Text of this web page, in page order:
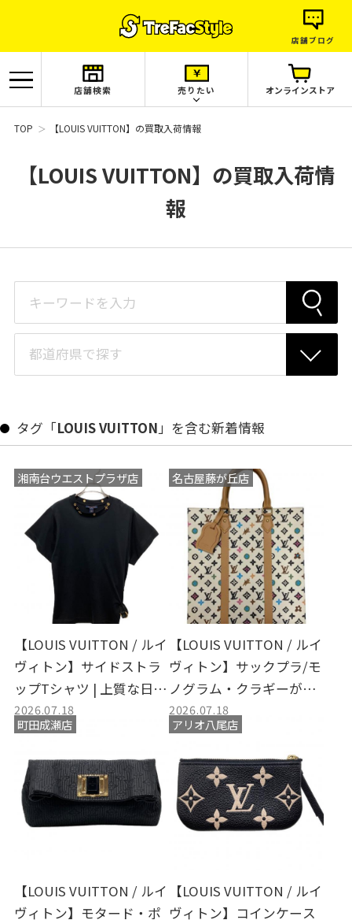
店舗ブログ
店舗検索 売りたい オンラインストア
TOP 【LOUIS VUITTON】の買取入荷情報
【LOUIS VUITTON】の買取入荷情
報
タグ「LOUIS VUITTON 」を含む新着情報
湘南台ウエストプラザ店
【LOUIS VUITTON / ルイ
ヴィトン】サイドストラ
ップTシャツ | 上質な日常
を演出する洗練された一
着を売るなら今
2026.07.18
名古屋藤が丘店
【LOUIS VUITTON / ルイ
ヴィトン】サックプラ/モ
ノグラム・クラギーが買
取入荷致しました。
2026.07.18
町田成瀬店
【LOUIS VUITTON / ルイ
ヴィトン】モタード・ポ
アリオ八尾店
【LOUIS VUITTON / ルイ
ヴィトン】コインケース